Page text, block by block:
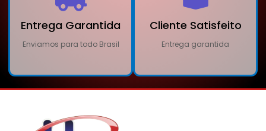
Entrega Garantida
Enviamos para todo Brasil
Cliente Satisfeito
Entrega garantida